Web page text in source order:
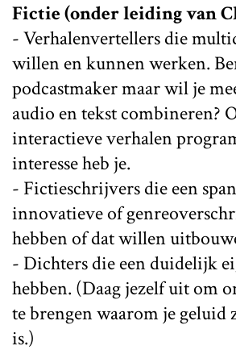
Fictie (onder leiding van
- Verhalenvertellers die
willen en kunnen werken.
podcastmaker maar wil je
audio en tekst combineren?
interactieve verhalen
interesse heb je.
- Fictieschrijvers die een
innovatieve of
hebben of dat willen
- Dichters die een duidelijk
hebben. (Daag jezelf uit om
te brengen waarom je geluid
is.)